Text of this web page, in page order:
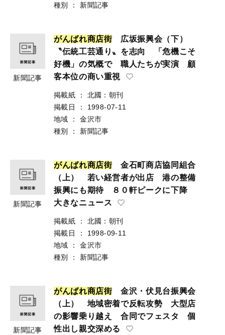
種別
： 新聞記事
新聞記事
がんばれ商店街広坂振興会（下）
〝伝統工芸通り〟を志向 「危機こそ
好機」の気概で 職人たちが実演 顧
客本位の商い重視
掲載紙 ：
北國：朝刊
掲載日
：
1998-07-11
地域
：
金沢市
種別
： 新聞記事
新聞記事
がんばれ商店街金石町商店協同組合
（上） 若い経営者が出店 港の整備
振興にも期待 ８０軒ピークに下降
大きなニュース
掲載紙 ：
北國：朝刊
掲載日
：
1998-09-11
地域
：
金沢市
種別
： 新聞記事
新聞記事
がんばれ商店街金沢・伏見台振興会
（上） 地域密着で反転攻勢 大型店
の影響乗り越え 合同でフェスタ 個
性出し親交深める